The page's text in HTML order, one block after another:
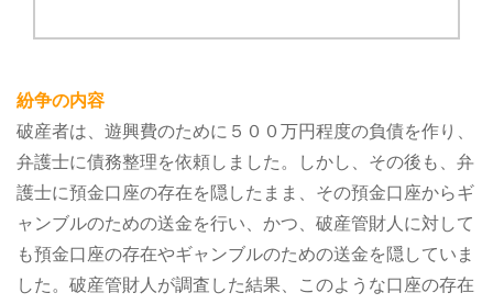
紛争の内容
破産者は、遊興費のために５００万円程度の負債を作り、
弁護士に債務整理を依頼しました。しかし、その後も、弁
護士に預金口座の存在を隠したまま、その預金口座からギ
ャンブルのための送金を行い、かつ、破産管財人に対して
も預金口座の存在やギャンブルのための送金を隠していま
した。破産管財人が調査した結果、このような口座の存在